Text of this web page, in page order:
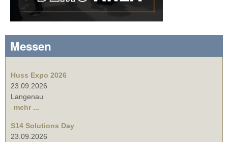
Messen
Huss Expo 2026
23.09.2026
Langenau
mehr ...
S14 Solutions Day
23.09.2026